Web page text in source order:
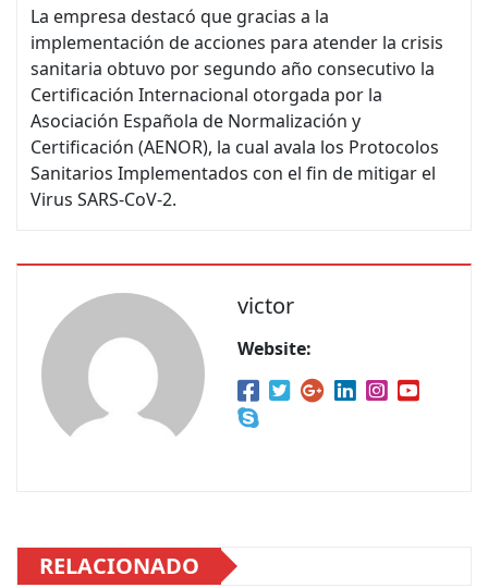
La empresa destacó que gracias a la
implementación de acciones para atender la crisis
sanitaria obtuvo por segundo año consecutivo la
Certificación Internacional otorgada por la
Asociación Española de Normalización y
Certificación (AENOR), la cual avala los Protocolos
Sanitarios Implementados con el fin de mitigar el
Virus SARS-CoV-2.
victor
Website:
RELACIONADO